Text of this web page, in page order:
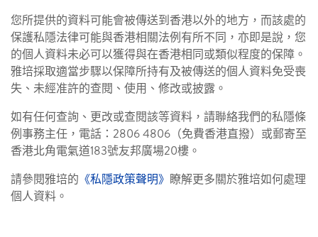
您所提供的資料可能會被傳送到香港以外的地方，而該處的
保護私隱法律可能與香港相關法例有所不同，亦即是說，您
的個人資料未必可以獲得與在香港相同或類似程度的保障。
雅培採取適當步驟以保障所持有及被傳送的個人資料免受喪
失、未經准許的查閱、使用、修改或披露。
如有任何查詢、更改或查閱該等資料，請聯絡我們的私隱條
例事務主任，電話：2806 4806（免費香港直撥）或郵寄至
香港北角電氣道183號友邦廣場20樓。
請參閱雅培的 《私隱政策聲明》 瞭解更多關於雅培如何處理
個人資料。